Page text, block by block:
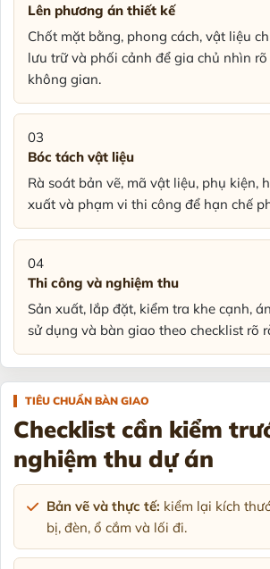
Lên phương án thiết kế
Chốt mặt bằng, phong cách, vật liệu
lưu trữ và phối cảnh để gia chủ nhìn
không gian.
03
Bóc tách vật liệu
Rà soát bản vẽ, mã vật liệu, phụ kiện,
xuất và phạm vi thi công để hạn chế
04
Thi công và nghiệm thu
Sản xuất, lắp đặt, kiểm tra khe cạnh,
sử dụng và bàn giao theo checklist rõ
TIÊU CHUẨN BÀN GIAO
Checklist cần kiểm
nghiệm thu dự án
Bản vẽ và thực tế: kiểm lại kích
bị, đèn, ổ cắm và lối đi.